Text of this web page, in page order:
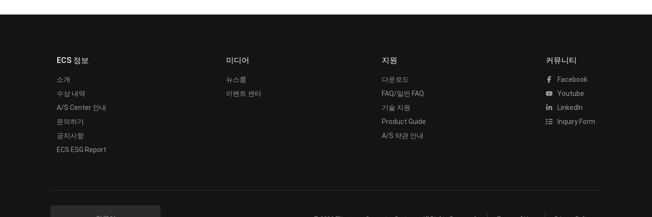
ECS 정보
소개
수상 내역
A/S Center 안내
문의하기
공지사항
ECS ESG Report
미디어
뉴스룸
이벤트 센터
지원
다운로드
FAQ/일반 FAQ
기술 지원
Product Guide
A/S 약관 안내
커뮤니티
Facebook
Youtube
LinkedIn
Inquiry Form